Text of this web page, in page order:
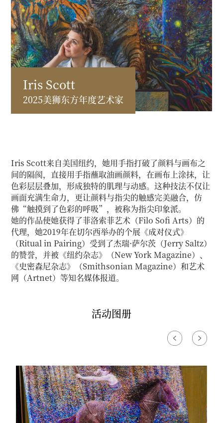
Iris Scott
2025美狮东方年度艺术家
Iris Scott来自美国纽约，她用手指打破了颜料与画布之
间的隔阂，直接用手指蘸取油画颜料，在画布上涂抹，让
色彩层层叠加，形成独特的肌理与动感。这种技法不仅让
画面充满生命力，更让颜料与指尖的触感完美融合，仿
佛“触摸到了色彩的呼吸”，被称为指尖印象派。
她的作品使她获得了菲洛索菲艺术（Filo Sofi Arts）的
代理，她2019年在切尔西举办的个展《成对仪式》
（Ritual in Pairing）受到了杰瑞·萨尔茨（Jerry Saltz）
的赞誉，并被《纽约杂志》（New York Magazine）、
《史密森尼杂志》（Smithsonian Magazine）和艺术
网（Artnet）等知名媒体报道。
活动图册